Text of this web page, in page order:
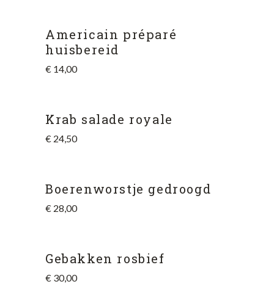
Americain préparé
huisbereid
€ 14,00
Krab salade royale
€ 24,50
Boerenworstje gedroogd
€ 28,00
Gebakken rosbief
€ 30,00